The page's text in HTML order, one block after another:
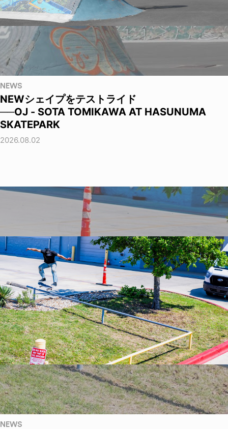
NEWS
NEWシェイプをテストライド
──OJ - SOTA TOMIKAWA AT HASUNUMA
SKATEPARK
2026.08.02
NEWS